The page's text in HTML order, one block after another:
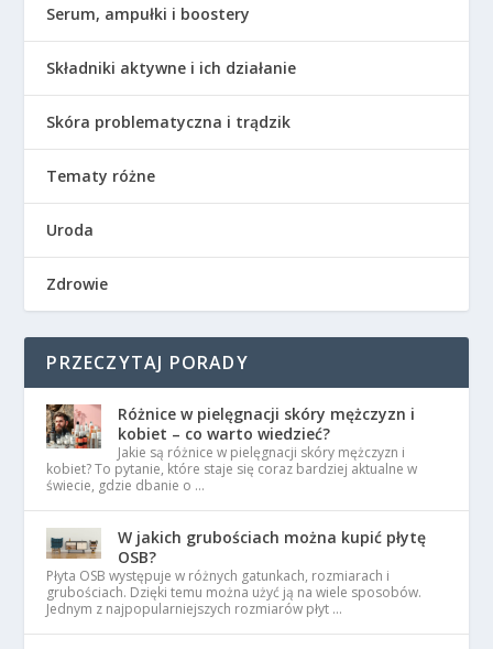
Serum, ampułki i boostery
Składniki aktywne i ich działanie
Skóra problematyczna i trądzik
Tematy różne
Uroda
Zdrowie
PRZECZYTAJ PORADY
Różnice w pielęgnacji skóry mężczyzn i
kobiet – co warto wiedzieć?
Jakie są różnice w pielęgnacji skóry mężczyzn i
kobiet? To pytanie, które staje się coraz bardziej aktualne w
świecie, gdzie dbanie o …
W jakich grubościach można kupić płytę
OSB?
Płyta OSB występuje w różnych gatunkach, rozmiarach i
grubościach. Dzięki temu można użyć ją na wiele sposobów.
Jednym z najpopularniejszych rozmiarów płyt …